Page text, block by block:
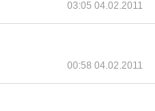
03:05 04.02.2011
00:58 04.02.2011